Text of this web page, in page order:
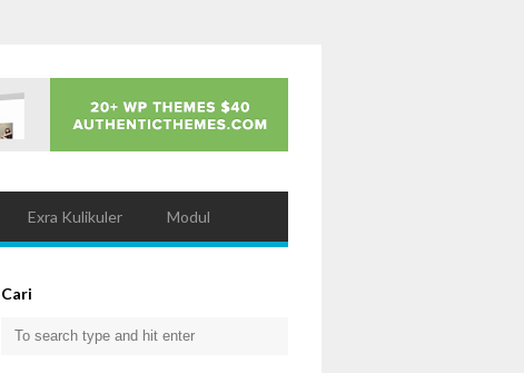
Exra Kulikuler Modul
Cari